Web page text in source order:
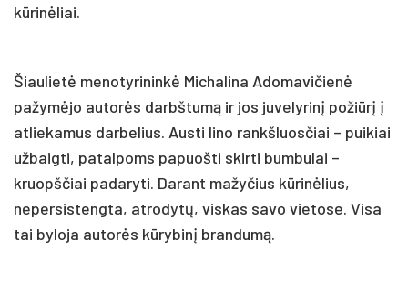
kūrinėliai.
Šiaulietė menotyrininkė Michalina Adomavičienė
pažymėjo autorės darbštumą ir jos juvelyrinį požiūrį į
atliekamus darbelius. Austi lino rankšluosčiai – puikiai
užbaigti, patalpoms papuošti skirti bumbulai –
kruopščiai padaryti. Darant mažyčius kūrinėlius,
nepersistengta, atrodytų, viskas savo vietose. Visa
tai byloja autorės kūrybinį brandumą.